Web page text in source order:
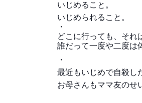
いじめること。
いじめられること。
・
どこに行っても、それ
誰だって一度や二度は
・
最近もいじめで自殺し
お母さんもママ友の